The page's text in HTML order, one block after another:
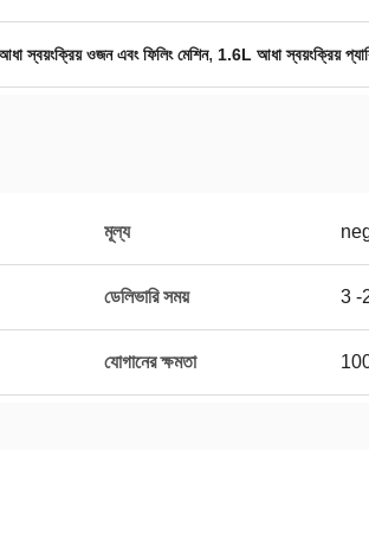
স্বয়ংক্রিয় ওজন এবং ফিলিং মেশিন, 1.6L আধা স্বয়ংক্রিয়
মূল্য
ডেলিভারি সময় 3 -
যোগানের ক্ষমতা